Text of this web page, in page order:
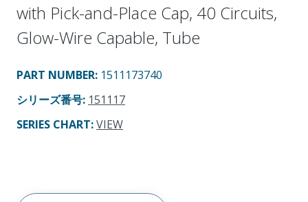
with Pick-and-Place Cap, 40 Circuits,
Glow-Wire Capable, Tube
PART NUMBER: 1511173740
シリーズ番号: 151117
SERIES CHART:VIEW